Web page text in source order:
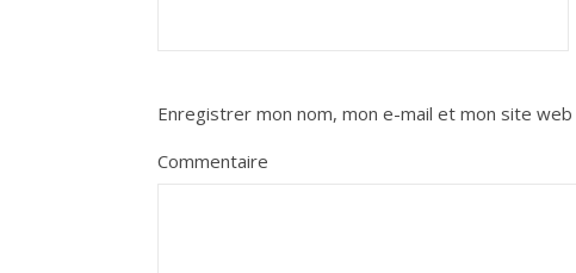
Enregistrer mon nom, mon e-mail et mon site
Commentaire